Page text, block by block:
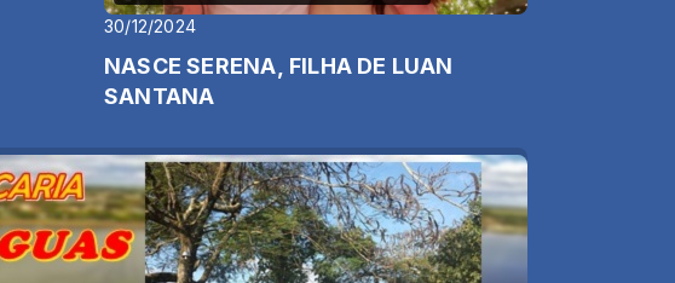
30/12/2024
NASCE SERENA, FILHA DE LUAN
SANTANA